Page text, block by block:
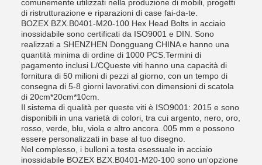
comunemente utilizzati nella produzione di mobili, progetti
di ristrutturazione e riparazioni di case fai-da-te.
BOZEX BZX.B0401-M20-100 Hex Head Bolts in acciaio
inossidabile sono certificati da ISO9001 e DIN. Sono
realizzati a SHENZHEN Dongguang CHINA e hanno una
quantità minima di ordine di 1000 PCS.Termini di
pagamento inclusi L/CQueste viti hanno una capacità di
fornitura di 50 milioni di pezzi al giorno, con un tempo di
consegna di 5-8 giorni lavorativi.con dimensioni di scatola
di 20cm*20cm*10cm.
Il sistema di qualità per queste viti è ISO9001: 2015 e sono
disponibili in una varietà di colori, tra cui argento, nero, oro,
rosso, verde, blu, viola e altro ancora..005 mm e possono
essere personalizzati in base al tuo disegno.
Nel complesso, i bulloni a testa esessuale in acciaio
inossidabile BOZEX BZX.B0401-M20-100 sono un'opzione